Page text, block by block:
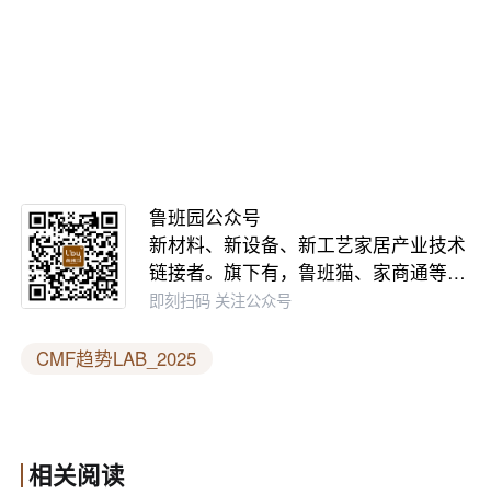
本届特展，邀请著名工业设计师杨明洁担任主策
展人，Chris Lefteri设计工作室创始人Chris
Lefteri、德国劳尔色彩和劳尔学院全球负责人
Markus Frentrop以及YANG DESIGN策略总监黄
晓靖，担任联合策展人。
验室，剖析未来趋势、揭示CMF设计持续领航新
鲁班园公众号
新材料、新设备、新工艺家居产业技术
链接者。旗下有，鲁班猫、家商通等…
即刻扫码 关注公众号
CMF趋势LAB_2025
相关阅读